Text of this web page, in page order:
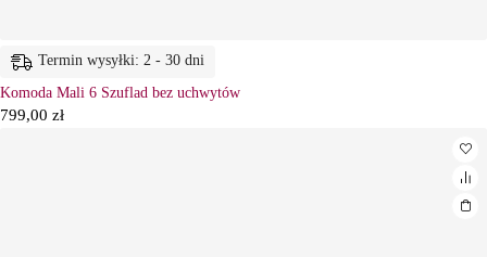
Termin wysyłki: 2 - 30 dni
Komoda Mali 6 Szuflad bez uchwytów
799,00 zł